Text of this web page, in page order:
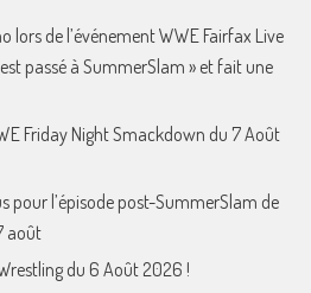
lors de l’événement WWE Fairfax Live
passé à SummerSlam » et fait une
Friday Night Smackdown du 7 Août
pour l’épisode post-SummerSlam de
août
du 6 Août 2026 !